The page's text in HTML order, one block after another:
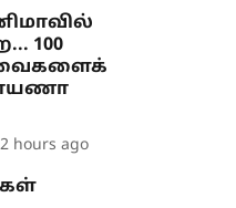
100
2 hours ago